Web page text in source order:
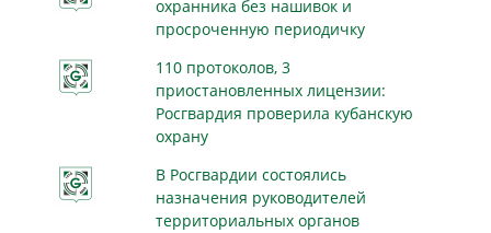
охранника без нашивок и
просроченную периодичку
110 протоколов, 3
приостановленных лицензии:
Росгвардия проверила кубанскую
охрану
В Росгвардии состоялись
назначения руководителей
территориальных органов